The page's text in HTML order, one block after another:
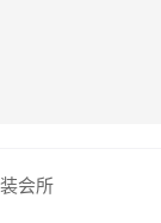
会所